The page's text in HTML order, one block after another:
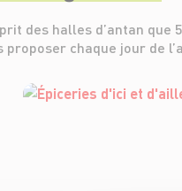
des halles d’antan
proposer chaque jour de